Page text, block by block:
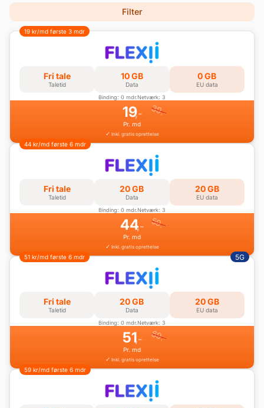
Filter
19 kr/md første 3 mdr
Fri tale
Taletid
10 GB
Data
0 GB
EU data
Binding: 0 mdr.Netværk: 3
19,- 39,-
Pr. md
Inkl. gratis oprettelse
44 kr/md første 6 mdr
Fri tale
Taletid
20 GB
Data
20 GB
EU data
Binding: 0 mdr.Netværk: 3
44,- 59,-
Pr. md
Inkl. gratis oprettelse
51 kr/md første 6 mdr 5G
Fri tale
Taletid
20 GB
Data
20 GB
EU data
Binding: 0 mdr.Netværk: 3
51,- 69,-
Pr. md
Inkl. gratis oprettelse
59 kr/md første 6 mdr